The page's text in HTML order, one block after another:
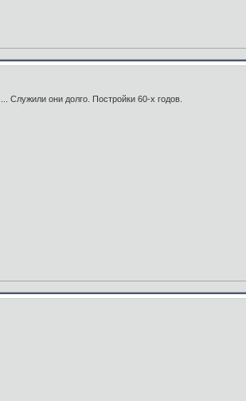
Служили они долго. Постройки 60-х годов.